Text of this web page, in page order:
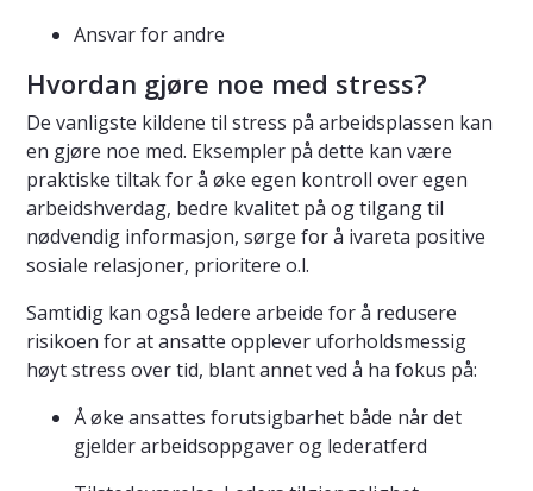
Ansvar for andre
Hvordan gjøre noe med stress?
De vanligste kildene til stress på arbeidsplassen kan
en gjøre noe med. Eksempler på dette kan være
praktiske tiltak for å øke egen kontroll over egen
arbeidshverdag, bedre kvalitet på og tilgang til
nødvendig informasjon, sørge for å ivareta positive
sosiale relasjoner, prioritere o.l.
Samtidig kan også ledere arbeide for å redusere
risikoen for at ansatte opplever uforholdsmessig
høyt stress over tid, blant annet ved å ha fokus på:
Å øke ansattes forutsigbarhet både når det
gjelder arbeidsoppgaver og lederatferd